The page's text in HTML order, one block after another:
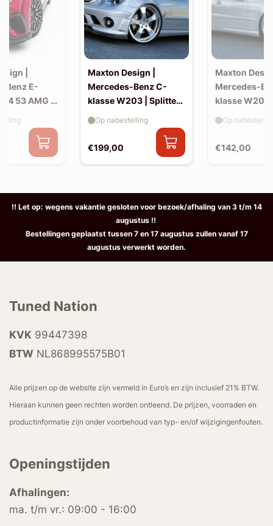
|
Benz E-
53 AMG |
Maxton Design |
Mercedes-Benz C-
klasse W203 | Splitter
(voor W203 AMG-look
€199,00
Op nabestelling
Maxton
Mercedes-
klasse W203
skirts (W204
€142,00
Op
!! Let op: wegens vakantie gesloten voor bezoek/afhaling van 3 t/m 14
augustus !!
Bestellingen geplaatst tussen 7 en 17 augustus zullen vanaf 17
augustus verwerkt worden.
Tuned Nation
KVK 99447398
BTW NL868995575B01
Alle prijzen op de website zijn vermeld in Euro’s en zijn inclusief 21% BTW.
Hieraan kunnen geen rechten worden ontleend. De prijzen, voorraden en
productinformatie zijn onder voorbehoud van typ- en/of wijzigingenfouten.
Openingstijden
Afhalingen:
ma. t/m vr.: 09:00 - 16:00